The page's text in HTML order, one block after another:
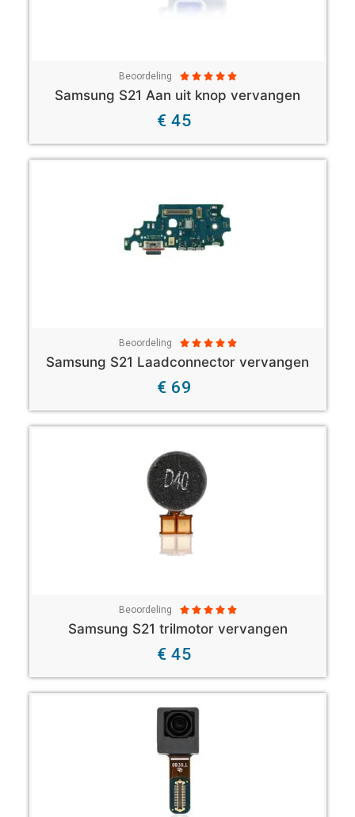
Beoordeling     
Samsung S21 Aan uit knop vervangen
€ 45
Beoordeling     
Samsung S21 Laadconnector vervangen
€ 69
Beoordeling     
Samsung S21 trilmotor vervangen
€ 45